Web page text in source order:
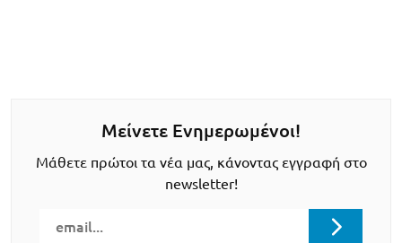
Μείνετε Ενημερωμένοι!
Μάθετε πρώτοι τα νέα μας, κάνοντας εγγραφή στο
newsletter!